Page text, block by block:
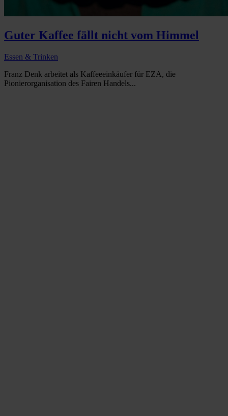
Guter Kaffee fällt nicht vom Himmel
Essen & Trinken
Franz Denk arbeitet als Kaffeeeinkäufer für EZA, die
Pionierorganisation des Fairen Handels...